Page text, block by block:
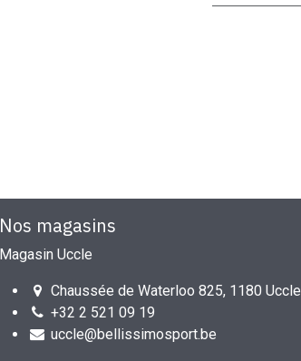
Nos magasins
Magasin Uccle
Chaussée de Waterloo 825, 1180 Uccle
+32 2 521 09 19
uccle@bellissimosport.be